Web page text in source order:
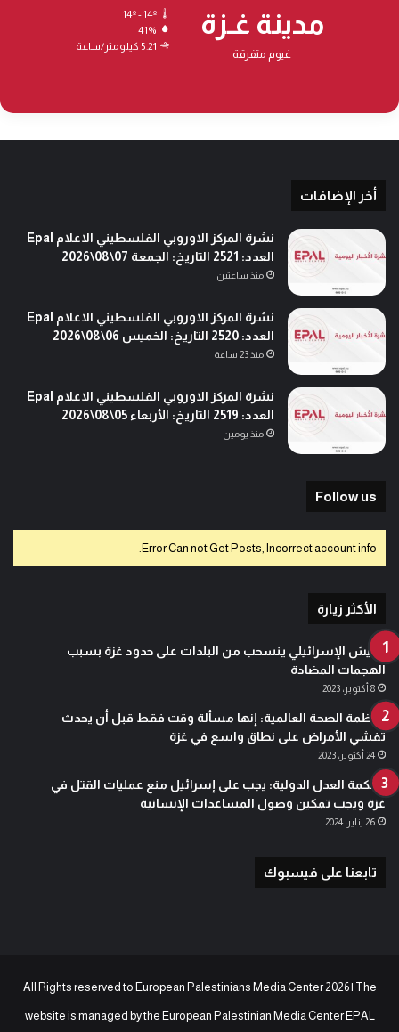
مدينة غـزة
غيوم متفرقة
14º - 14º
41%
5.21 كيلومتر/ساعة
أخر الإضافات
نشرة المركز الاوروبي الفلسطيني الاعلام Epal
العدد: 2521 التاريخ: الجمعة 07\08\2026
منذ ساعتين
نشرة المركز الاوروبي الفلسطيني الاعلام Epal
العدد: 2520 التاريخ: الخميس 06\08\2026
منذ 23 ساعة
نشرة المركز الاوروبي الفلسطيني الاعلام Epal
العدد: 2519 التاريخ: الأربعاء 05\08\2026
منذ يومين
Follow us
Error Can not Get Posts, Incorrect account info.
الأكثر زيارة
الجيش الإسرائيلي ينسحب من البلدات على حدود غزة بسبب
الهجمات المضادة
8 أكتوبر، 2023
منظمة الصحة العالمية: إنها مسألة وقت فقط قبل أن يحدث
تفشي الأمراض على نطاق واسع في غزة
24 أكتوبر، 2023
محكمة العدل الدولية: يجب على إسرائيل منع عمليات القتل في
غزة ويجب تمكين وصول المساعدات الإنسانية
26 يناير، 2024
تابعنا على فيسبوك
All Rights reserved to European Palestinians Media Center 2026 | The
website is managed by the European Palestinian Media Center EPAL